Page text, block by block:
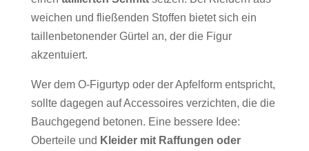
weichen und fließenden Stoffen bietet sich ein
taillenbetonender Gürtel an, der die Figur
akzentuiert.
Wer dem O-Figurtyp oder der Apfelform entspricht,
sollte dagegen auf Accessoires verzichten, die die
Bauchgegend betonen. Eine bessere Idee:
Oberteile und Kleider mit Raffungen oder